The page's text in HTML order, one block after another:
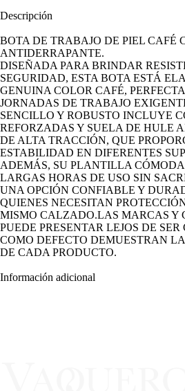
Descripción
BOTA DE TRABAJO DE PIEL CAFÉ
ANTIDERRAPANTE.
DISEÑADA PARA BRINDAR
SEGURIDAD, ESTA BOTA ESTÁ
GENUINA COLOR CAFÉ,
JORNADAS DE TRABAJO
SENCILLO Y ROBUSTO INCLUYE
REFORZADAS Y SUELA DE HULE
DE ALTA TRACCIÓN, QUE
ESTABILIDAD EN DIFERENTES
ADEMÁS, SU PLANTILLA
LARGAS HORAS DE USO SIN
UNA OPCIÓN CONFIABLE Y
QUIENES NECESITAN
MISMO CALZADO.LAS MARCAS Y
PUEDE PRESENTAR LEJOS DE
COMO DEFECTO DEMUESTRAN
DE CADA PRODUCTO.
Información adicional